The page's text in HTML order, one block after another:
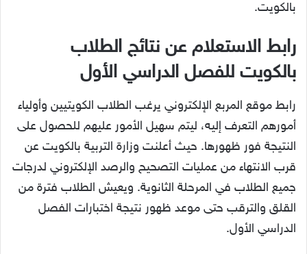
بالكويت.
رابط الاستعلام عن نتائج الطلاب
بالكويت للفصل الدراسي الأول
رابط موقع المربع الإلكتروني يرغب الطلاب الكويتيين وأولياء
أمورهم التعرف إليه، ليتم سهيل الأمور عليهم للحصول على
النتيجة فور ظهورها. حيث أعلنت وزارة التربية بالكويت عن
قرب الانتهاء من عمليات التصحيح والرصد الإلكتروني لدرجات
جميع الطلاب في المرحلة الثانوية. ويعيش الطلاب فترة من
القلق والترقب حتى موعد ظهور نتيجة اختبارات الفصل
الدراسي الأول.